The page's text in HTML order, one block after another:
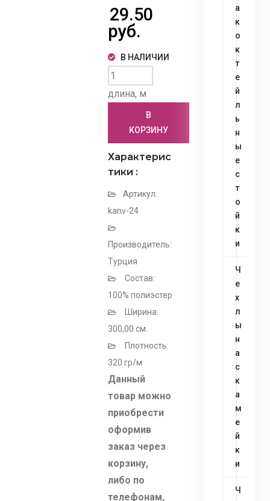
29.50
руб.
В НАЛИЧИИ
длина, м
В
КОРЗИНУ
Характерис
тики :
Артикул:
kanv-24
Производитель:
Турция
Состав:
100% полиэстер
Ширина:
300,00 см.
Плотность:
320 гр/м
Данный
товар можно
приобрести
оформив
заказ через
корзину,
либо по
телефонам,
а
к
о
к
т
е
й
л
ь
н
ы
е
с
т
о
й
к
и
Ч
е
х
л
ы
н
а
с
к
а
м
е
й
к
и
Ч